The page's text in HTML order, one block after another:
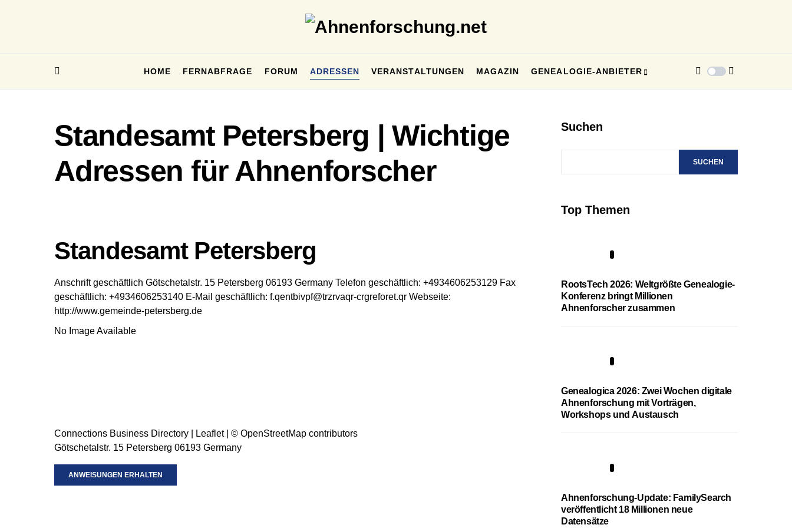
HOME FERNABFRAGE FORUM ADRESSEN VERANSTALTUNGEN MAGAZIN GENEALOGIE-ANBIETER
Standesamt Petersberg | Wichtige
Adressen für Ahnenforscher
Standesamt Petersberg
Anschrift geschäftlich Götschetalstr. 15 Petersberg 06193 Germany Telefon geschäftlich: +4934606253129 Fax
geschäftlich: +4934606253140 E-Mail geschäftlich: f.qentbivpf@trzrvaqr-crgreforet.qr Webseite:
http://www.gemeinde-petersberg.de
No Image Available
Connections Business Directory Leaflet| © OpenStreetMap contributors
Götschetalstr. 15 Petersberg 06193 Germany
ANWEISUNGEN ERHALTEN
Suchen
SUCHEN
Top Themen
RootsTech 2026: Weltgrößte Genealogie-
Konferenz bringt Millionen
Ahnenforscher zusammen
Genealogica 2026: Zwei Wochen digitale
Ahnenforschung mit Vorträgen,
Workshops und Austausch
Ahnenforschung-Update: FamilySearch
veröffentlicht 18 Millionen neue
Datensätze